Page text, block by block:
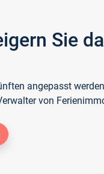
Sie
angepasst
von